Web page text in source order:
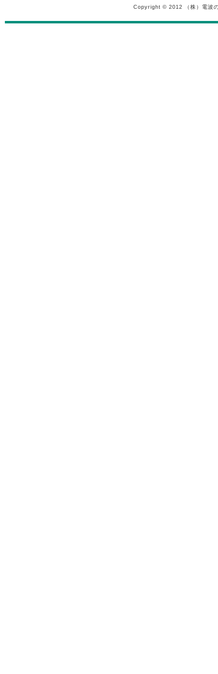
Copyright © 2012 （株）電波